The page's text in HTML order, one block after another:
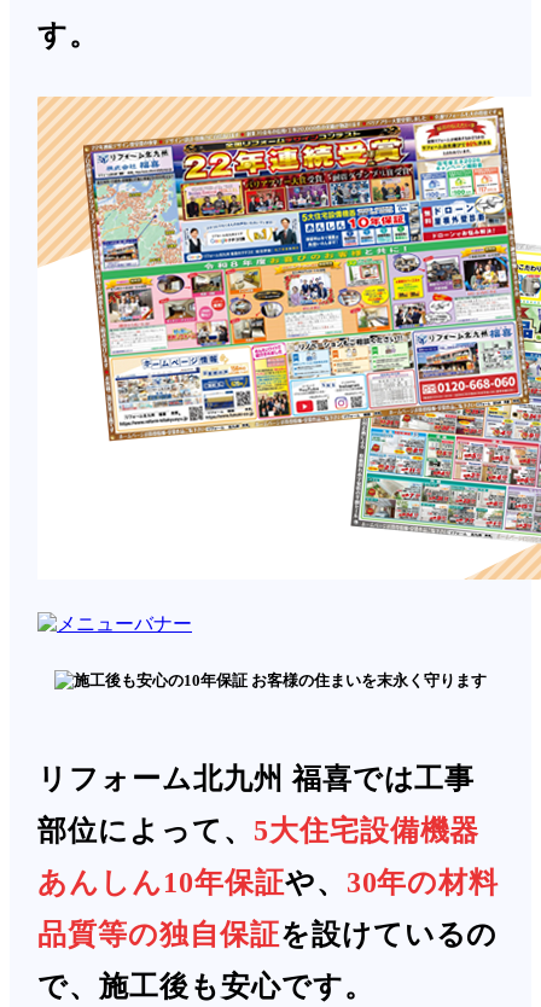
す。
リフォーム北九州 福喜では工事
部位によって、 5大住宅設備機器
あんしん10年保証や、 30年の材料
品質等の独自保証を設けているの
で、施工後も安心です。